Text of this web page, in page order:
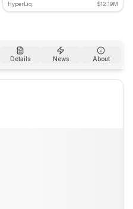
HyperLiq:
$12.19M
Details News About